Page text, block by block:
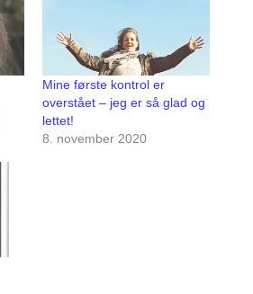
Mine første kontrol er
overstået – jeg er så glad og
lettet!
8. november 2020